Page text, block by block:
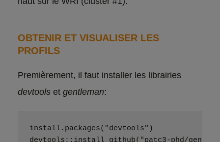
OBTENIR ET VISUALISER LES
PROFILS
Premièrement, il faut installer les librairies
devtoolset gentleman:
install.packages("devtools")
devtools::install_github("patc3-phd/